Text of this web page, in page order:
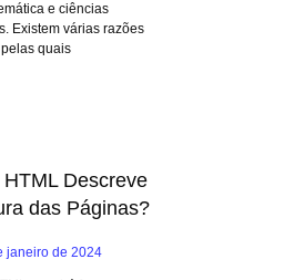
e ciências
Existem várias razões
pelas quais
Descreve
das Páginas?
janeiro de 2024